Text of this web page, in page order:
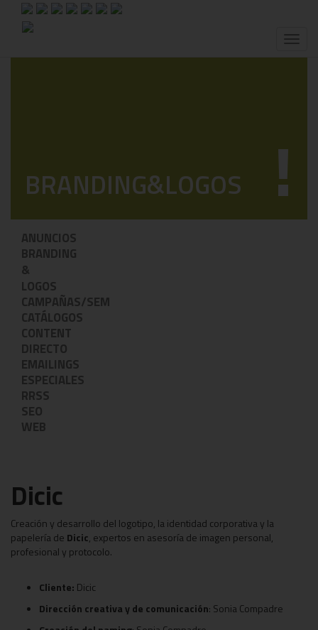
Toggle
!
BRANDING&LOGOS
ANUNCIOS
BRANDING
&
LOGOS
CAMPAÑAS/SEM
CATÁLOGOS
CONTENT
DIRECTO
EMAILINGS
ESPECIALES
RRSS
SEO
WEB
Dicic
Creación y desarrollo del logotipo, la identidad corporativa y la
papelería de Dicic, expertos en asesoría de imagen personal,
profesional y protocolo.
Cliente: Dicic
Dirección creativa y de comunicación: Sonia Compadre